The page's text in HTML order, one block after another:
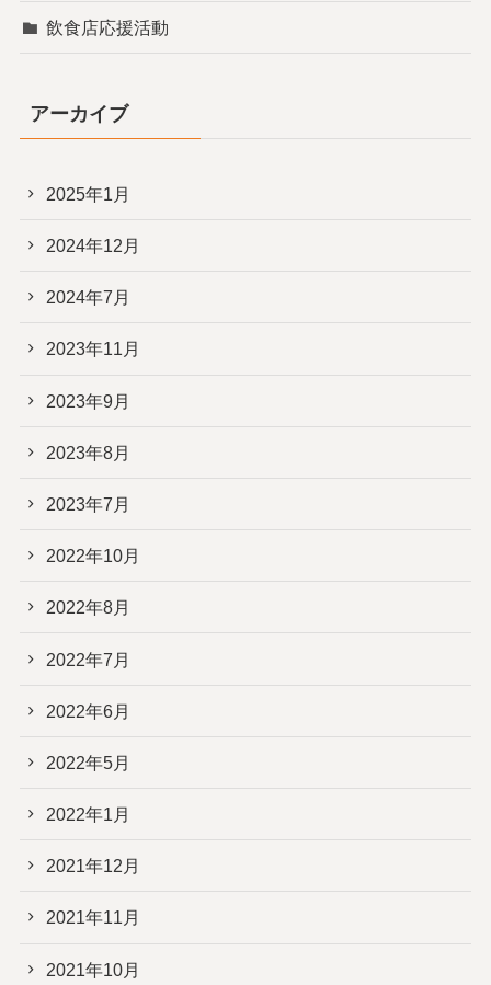
飲食店応援活動
アーカイブ
2025年1月
2024年12月
2024年7月
2023年11月
2023年9月
2023年8月
2023年7月
2022年10月
2022年8月
2022年7月
2022年6月
2022年5月
2022年1月
2021年12月
2021年11月
2021年10月